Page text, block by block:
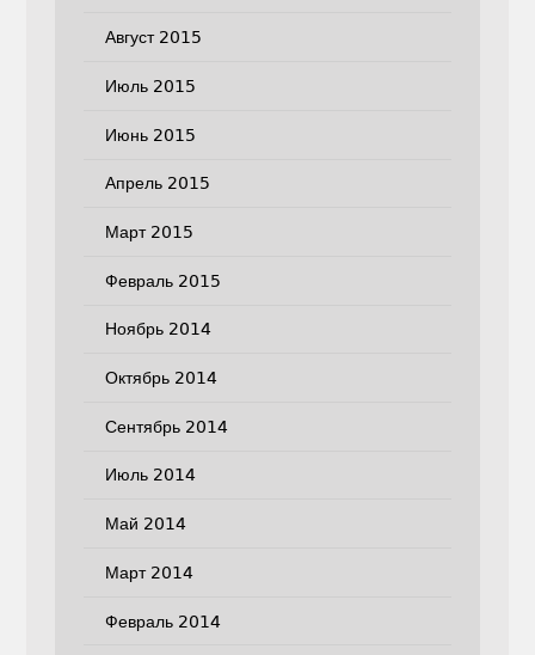
Август 2015
Июль 2015
Июнь 2015
Апрель 2015
Март 2015
Февраль 2015
Ноябрь 2014
Октябрь 2014
Сентябрь 2014
Июль 2014
Май 2014
Март 2014
Февраль 2014